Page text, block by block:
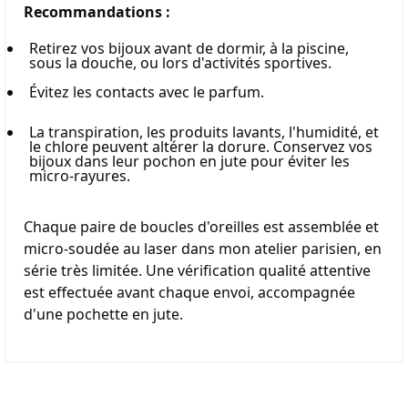
Recommandations :
Retirez vos bijoux avant de dormir, à la piscine,
sous la douche, ou lors d'activités sportives.
Évitez les contacts avec le parfum.
La transpiration, les produits lavants, l'humidité, et
le chlore peuvent altérer la dorure. Conservez vos
bijoux dans leur pochon en jute pour éviter les
micro-rayures.
Chaque paire de boucles d'oreilles est assemblée et
micro-soudée au laser dans mon atelier parisien, en
série très limitée. Une vérification qualité attentive
est effectuée avant chaque envoi, accompagnée
d'une pochette en jute.